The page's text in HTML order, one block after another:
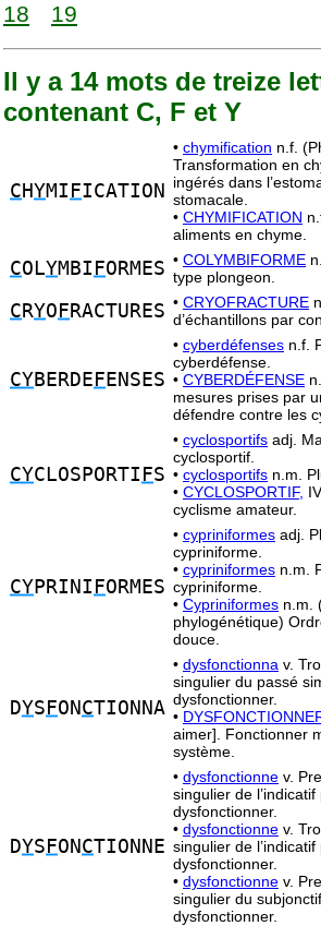
18
19
Il y a 14 mots de treize
contenant C, F et Y
C HYMI FICATION
• chymification n.f.
Transformation en
ingérés dans
stomacale.
• CHYMIFICATION
aliments en chyme.
COLYMBI FORMES • COLYMBIFORME
type plongeon.
C RYO F RACTURES • CRYOFRACTURE
d’échantillons par
CYBERDE F ENSES
• cyberdéfenses n.f.
cyberdéfense.
• CYBERDÉFENSE
mesures prises par
défendre contre les
CYCLOSPORTI FS
• cyclosportifs adj.
cyclosportif.
• cyclosportifs n.m.
• CYCLOSPORTIF,
cyclisme amateur.
CYPRINI FORMES
• cypriniformes adj.
cypriniforme.
• cypriniformes n.m.
cypriniforme.
• Cypriniformes n.m.
phylogénétique)
douce.
DYS FON CTIONNA
• dysfonctionna v.
singulier du passé
dysfonctionner.
•
aimer]. Fonctionner
système.
DYS FON CTIONNE
• dysfonctionne v.
singulier de
dysfonctionner.
• dysfonctionne v.
singulier de
dysfonctionner.
• dysfonctionne v.
singulier du
dysfonctionner.